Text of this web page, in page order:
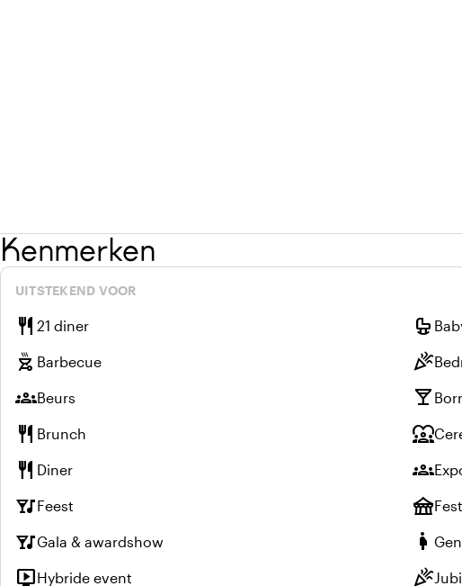
Kenmerken
UITSTEKEND VOOR
restaurant 21 diner crib
outdoor_grill Barbecue celebration
groupsBeurs local_bar
restaurant Brunch diversity_1
restaurant Diner groups
nightlifeFeest festival
nightlifeGala & awardshow pregnant_woman
live_tvHybride event celebration